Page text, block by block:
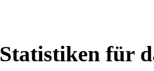
Statistiken für